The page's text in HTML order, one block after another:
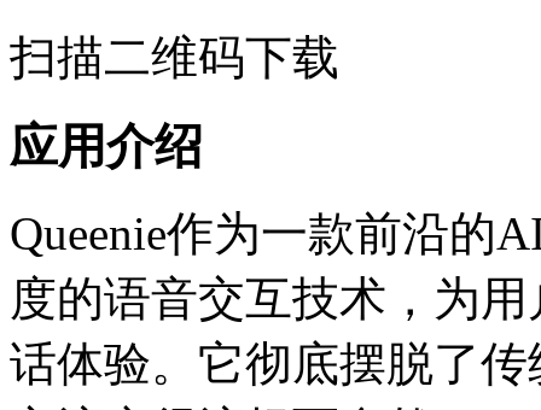
扫描二维码下载
应用介绍
Queenie作为一款前沿的
度的语音交互技术，为
话体验。它彻底摆脱了